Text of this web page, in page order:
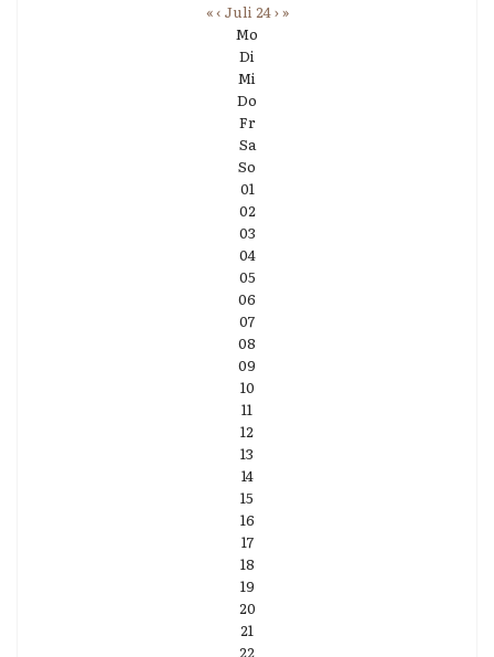
«‹ Juli 24›»
Mo
Di
Mi
Do
Fr
Sa
So
01
02
03
04
05
06
07
08
09
10
11
12
13
14
15
16
17
18
19
20
21
22